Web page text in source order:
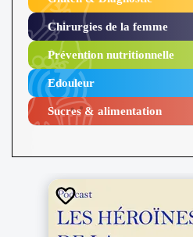
Chirurgies de la femme
Prévention nutritionnelle
Edouleur​
Sucres & alimentation​